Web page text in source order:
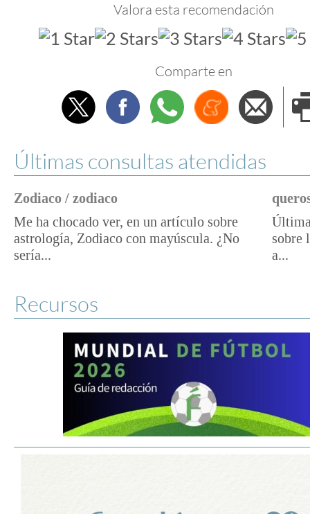
Valora esta recomendación
Comparte en
TwitterFacebookWhatsappMenéame
Últimas consultas atendidas
Zodiaco / zodiaco
Me ha chocado ver, en un artículo sobre
astrología, Zodiaco con mayúscula. ¿No
sería...
sobre
a...
Recursos